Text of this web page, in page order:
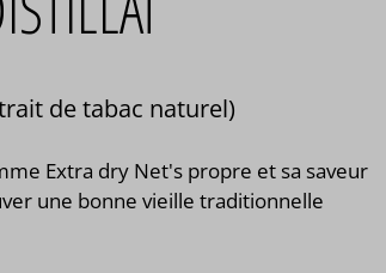
de tabac naturel)
Extra dry Net's propre et sa saveur
une bonne vieille traditionnelle